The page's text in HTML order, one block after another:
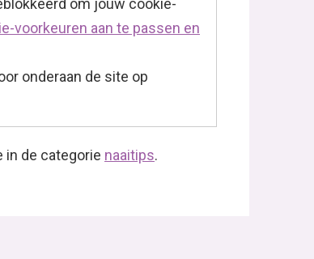
om jouw cookie-
voorkeuren aan te passen en
onderaan de site op
in de categorie naaitips.